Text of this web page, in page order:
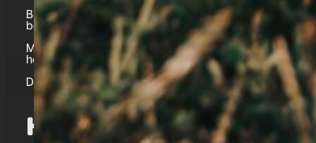
BE-behörighet passar dig som ofta kör större släp eller
betydligt tyngre släp jämfört med B-körkort och B96.
Med BE-körkort får dragfordonet ha en totalvikt på
högst 3 500 kg.
Det är alltid viktigt att kontrollera vad just ditt fordon
HUSVAGN OCH